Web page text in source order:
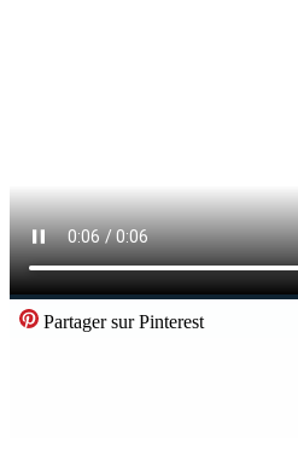
Partager sur Pinterest